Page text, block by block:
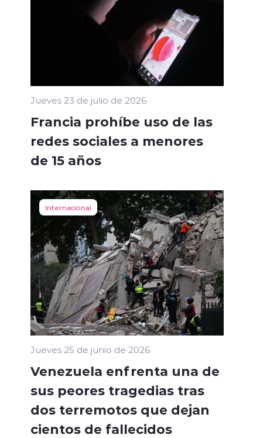
Jueves 23 de julio de 2026
Francia prohíbe uso de las
redes sociales a menores
de 15 años
Internacional
Jueves 25 de junio de 2026
Venezuela enfrenta una de
sus peores tragedias tras
dos terremotos que dejan
cientos de fallecidos